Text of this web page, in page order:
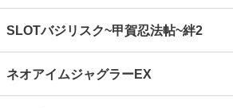
SLOTバジリスク~甲賀忍法帖~絆2
ネオアイムジャグラーEX